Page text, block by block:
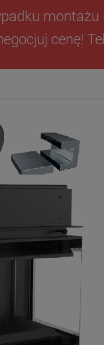
cenę!